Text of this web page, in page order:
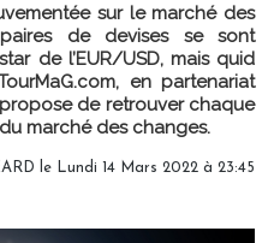
sur le marché des
de devises se sont
de l’EUR/USD, mais quid
en partenariat
de retrouver chaque
marché des changes.
le Lundi 14 Mars 2022 à 23:45